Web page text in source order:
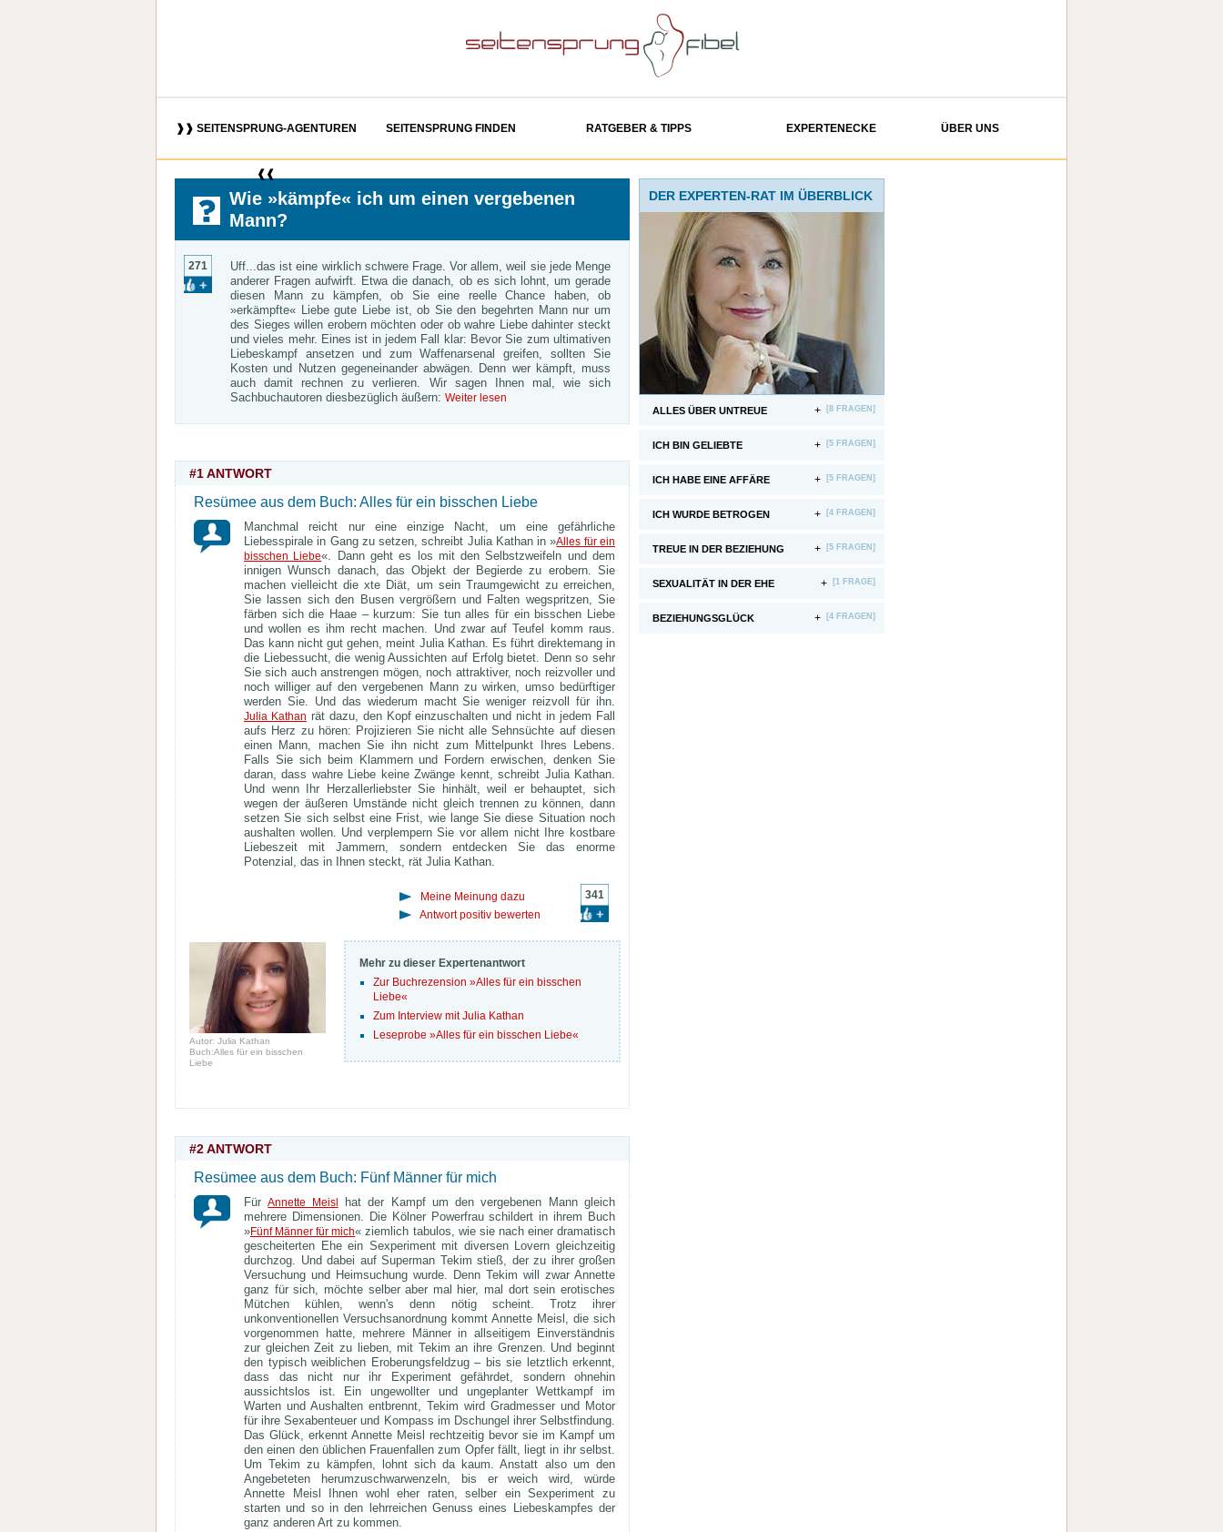
❱❱ SEITENSPRUNG-AGENTUREN
❰❰
SEITENSPRUNG FINDEN RATGEBER & TIPPS EXPERTENECKE ÜBER UNS
Wie »kämpfe« ich um einen vergebenen
Mann?
271
Uff...das ist eine wirklich schwere Frage. Vor allem, weil sie jede Menge
anderer Fragen aufwirft. Etwa die danach, ob es sich lohnt, um gerade
diesen Mann zu kämpfen, ob Sie eine reelle Chance haben, ob
»erkämpfte« Liebe gute Liebe ist, ob Sie den begehrten Mann nur um
des Sieges willen erobern möchten oder ob wahre Liebe dahinter steckt
und vieles mehr. Eines ist in jedem Fall klar: Bevor Sie zum ultimativen
Liebeskampf ansetzen und zum Waffenarsenal greifen, sollten Sie
Kosten und Nutzen gegeneinander abwägen. Denn wer kämpft, muss
auch damit rechnen zu verlieren. Wir sagen Ihnen mal, wie sich
Sachbuchautoren diesbezüglich äußern: Weiter lesen
#1 ANTWORT
Resümee aus dem Buch: Alles für ein bisschen Liebe
Manchmal reicht nur eine einzige Nacht, um eine gefährliche
Liebesspirale in Gang zu setzen, schreibt Julia Kathan in »Alles für ein
bisschen Liebe«. Dann geht es los mit den Selbstzweifeln und dem
innigen Wunsch danach, das Objekt der Begierde zu erobern. Sie
machen vielleicht die xte Diät, um sein Traumgewicht zu erreichen,
Sie lassen sich den Busen vergrößern und Falten wegspritzen, Sie
färben sich die Haae – kurzum: Sie tun alles für ein bisschen Liebe
und wollen es ihm recht machen. Und zwar auf Teufel komm raus.
Das kann nicht gut gehen, meint Julia Kathan. Es führt direktemang in
die Liebessucht, die wenig Aussichten auf Erfolg bietet. Denn so sehr
Sie sich auch anstrengen mögen, noch attraktiver, noch reizvoller und
noch williger auf den vergebenen Mann zu wirken, umso bedürftiger
werden Sie. Und das wiederum macht Sie weniger reizvoll für ihn.
Julia Kathan rät dazu, den Kopf einzuschalten und nicht in jedem Fall
aufs Herz zu hören: Projizieren Sie nicht alle Sehnsüchte auf diesen
einen Mann, machen Sie ihn nicht zum Mittelpunkt Ihres Lebens.
Falls Sie sich beim Klammern und Fordern erwischen, denken Sie
daran, dass wahre Liebe keine Zwänge kennt, schreibt Julia Kathan.
Und wenn Ihr Herzallerliebster Sie hinhält, weil er behauptet, sich
wegen der äußeren Umstände nicht gleich trennen zu können, dann
setzen Sie sich selbst eine Frist, wie lange Sie diese Situation noch
aushalten wollen. Und verplempern Sie vor allem nicht Ihre kostbare
Liebeszeit mit Jammern, sondern entdecken Sie das enorme
Potenzial, das in Ihnen steckt, rät Julia Kathan.
Meine Meinung dazu
Antwort positiv bewerten
341
Autor: Julia Kathan
Buch:Alles für ein bisschen
Liebe
Mehr zu dieser Expertenantwort
Zur Buchrezension »Alles für ein bisschen
Liebe«
Zum Interview mit Julia Kathan
Leseprobe »Alles für ein bisschen Liebe«
#2 ANTWORT
Resümee aus dem Buch: Fünf Männer für mich
FürAnnette Meisl
hat der Kampf um den vergebenen Mann gleich
mehrere Dimensionen. Die Kölner Powerfrau schildert in ihrem Buch
»Fünf Männer für mich« ziemlich tabulos, wie sie nach einer dramatisch
gescheiterten Ehe ein Sexperiment mit diversen Lovern gleichzeitig
durchzog. Und dabei auf Superman Tekim stieß, der zu ihrer großen
Versuchung und Heimsuchung wurde. Denn Tekim will zwar Annette
ganz für sich, möchte selber aber mal hier, mal dort sein erotisches
Mütchen kühlen, wenn's denn nötig scheint. Trotz ihrer
unkonventionellen Versuchsanordnung kommt Annette Meisl, die sich
vorgenommen hatte, mehrere Männer in allseitigem Einverständnis
zur gleichen Zeit zu lieben, mit Tekim an ihre Grenzen. Und beginnt
den typisch weiblichen Eroberungsfeldzug – bis sie letztlich erkennt,
dass das nicht nur ihr Experiment gefährdet, sondern ohnehin
aussichtslos ist. Ein ungewollter und ungeplanter Wettkampf im
Warten und Aushalten entbrennt, Tekim wird Gradmesser und Motor
für ihre Sexabenteuer und Kompass im Dschungel ihrer Selbstfindung.
Das Glück, erkennt Annette Meisl rechtzeitig bevor sie im Kampf um
den einen den üblichen Frauenfallen zum Opfer fällt, liegt in ihr selbst.
Um Tekim zu kämpfen, lohnt sich da kaum. Anstatt also um den
Angebeteten herumzuschwarwenzeln, bis er weich wird, würde
Annette Meisl Ihnen wohl eher raten, selber ein Sexperiment zu
starten und so in den lehrreichen Genuss eines Liebeskampfes der
ganz anderen Art zu kommen.
DER EXPERTEN-RAT IM ÜBERBLICK
ALLES ÜBER UNTREUE [8 FRAGEN]
+
ICH BIN GELIEBTE [5 FRAGEN]
+
ICH HABE EINE AFFÄRE [5 FRAGEN]
+
ICH WURDE BETROGEN [4 FRAGEN]
+
TREUE IN DER BEZIEHUNG [5 FRAGEN]
+
SEXUALITÄT IN DER EHE [1 FRAGE]
+
BEZIEHUNGSGLÜCK [4 FRAGEN]
+